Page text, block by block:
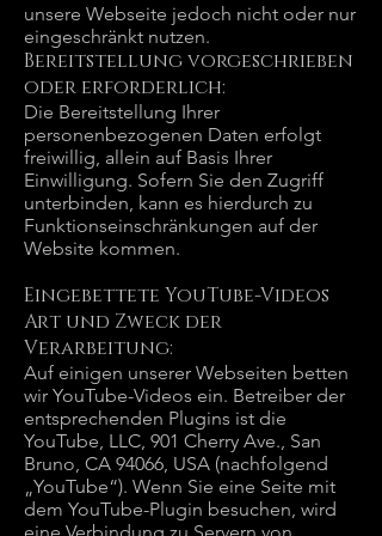
unsere Webseite jedoch nicht oder nur
eingeschränkt nutzen.
Bereitstellung vorgeschrieben
oder erforderlich:
Die Bereitstellung Ihrer
personenbezogenen Daten erfolgt
freiwillig, allein auf Basis Ihrer
Einwilligung. Sofern Sie den Zugriff
unterbinden, kann es hierdurch zu
Funktionseinschränkungen auf der
Website kommen.
Eingebettete YouTube-Videos
Art und Zweck der
Verarbeitung:
Auf einigen unserer Webseiten betten
wir YouTube-Videos ein. Betreiber der
entsprechenden Plugins ist die
YouTube, LLC, 901 Cherry Ave., San
Bruno, CA 94066, USA (nachfolgend
„YouTube“). Wenn Sie eine Seite mit
dem YouTube-Plugin besuchen, wird